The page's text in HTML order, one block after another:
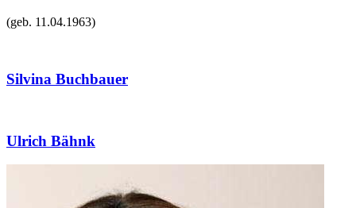
(geb. 11.04.1963)
Silvina Buchbauer
Ulrich Bähnk